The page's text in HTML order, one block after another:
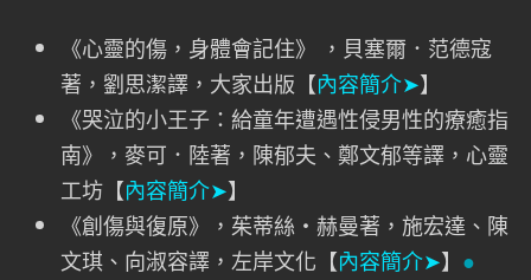
《心靈的傷，身體會記住》 ，貝塞爾．范德寇
著，劉思潔譯，大家出版【內容簡介➤】
《哭泣的小王子：給童年遭遇性侵男性的療癒指
南》，麥可．陸著，陳郁夫、鄭文郁等譯，心靈
工坊【內容簡介➤】
《創傷與復原》，茱蒂絲・赫曼著，施宏達、陳
文琪、向淑容譯，左岸文化【內容簡介➤】 ●